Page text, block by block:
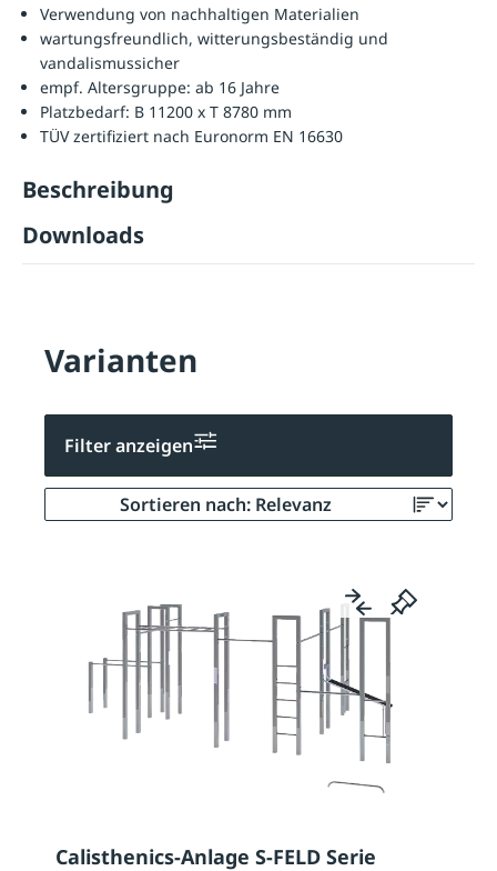
Verwendung von nachhaltigen Materialien
wartungsfreundlich, witterungsbeständig und
vandalismussicher
empf. Altersgruppe: ab 16 Jahre
Platzbedarf: B 11200 x T 8780 mm
TÜV zertifiziert nach Euronorm EN 16630
Beschreibung
Downloads
Varianten
Filter anzeigen
Calisthenics-Anlage S-FELD Serie